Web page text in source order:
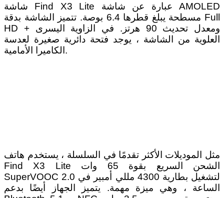
شاشة Find X3 Lite عبارة عن شاشة AMOLED
مسطحة يبلغ قطرها 6.4 بوصة. تتميز الشاشة بدقة Full
HD + ومعدل تحديث 90 هرتز. في الزاوية اليسرى
العلوية من الشاشة ، يوجد فتحة دائرية صغيرة لعدسة
الكاميرا الأمامية.
مثل الموديلات الأكثر تقدمًا في السلسلة ، يستخدم هاتف
Find X3 Lite الشحن السريع بقوة 65 وات
SuperVOOC 2.0 لتشغيل بطارية 4300 مللي أمبير في
الساعة ، وهي ميزة مهمة. يتميز الجهاز أيضًا بدعم